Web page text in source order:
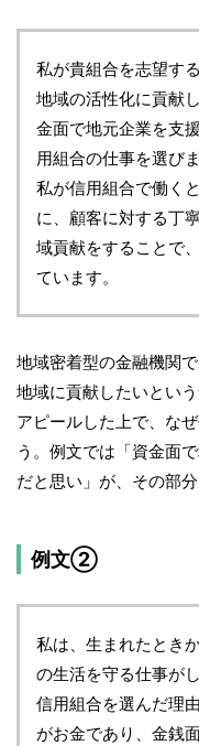
私が貴組合を志望す
地域の活性化に貢献
金面で地元企業を支
用組合の仕事を選びま
私が信用組合で働く
に、顧客に対する丁
域貢献をすることで
ています。
地域密着型の金融機関
地域に貢献したいとい
アピールした上で、な
う。例文では「資金面
だと思い」が、その部分
例文②
私は、生まれたとき
の生活を守る仕事が
信用組合を選んだ理
がお金であり、金銭